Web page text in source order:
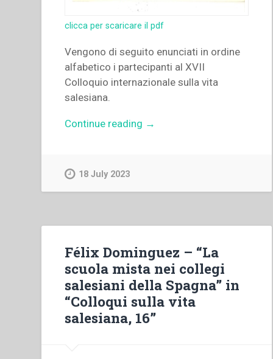
clicca per scaricare il pdf
Vengono di seguito enunciati in ordine
alfabetico i partecipanti al XVII
Colloquio internazionale sulla vita
salesiana.
Continue reading “Autori
XVII
internazionale
sulla
vita
salesiana.
«Coeducazione
→
18 July 2023
Félix Dominguez – “La
scuola mista nei collegi
salesiani della Spagna” in
“Colloqui sulla vita
salesiana, 16”